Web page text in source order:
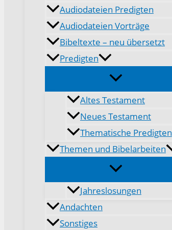
Audiodateien Predigten
Audiodateien Vorträge
Bibeltexte – neu übersetzt
Predigten
Altes Testament
Neues Testament
Thematische Predigten
Themen und Bibelarbeiten
Jahreslosungen
Andachten
Sonstiges